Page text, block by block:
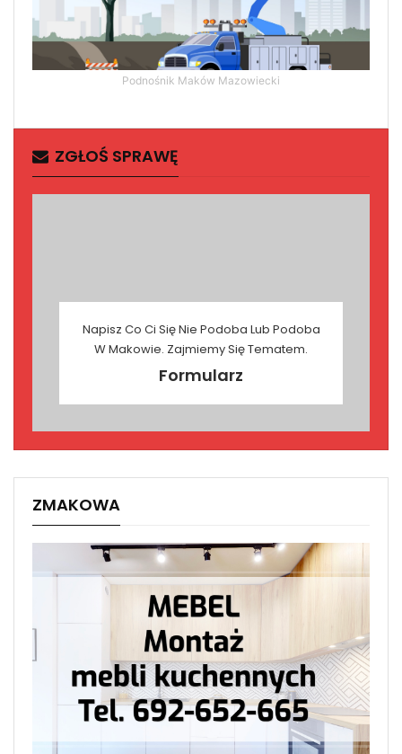
Podnośnik Maków Mazowiecki
ZGŁOŚ SPRAWĘ
Napisz Co Ci Się Nie Podoba Lub Podoba
W Makowie. Zajmiemy Się Tematem.
Formularz
ZMAKOWA